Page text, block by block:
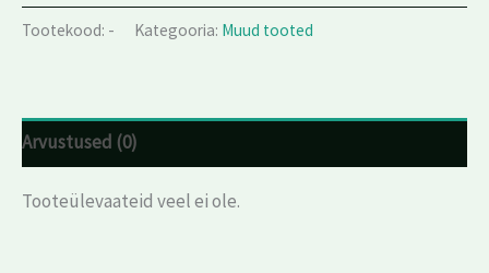
Tootekood: - Kategooria: Muud tooted
Arvustused (0)
Tooteülevaateid veel ei ole.